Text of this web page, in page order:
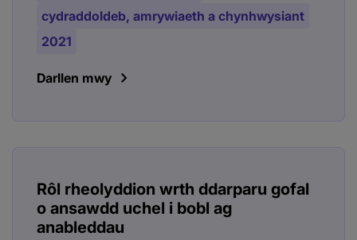
cydraddoldeb, amrywiaeth a chynhwysiant
2021
Darllen mwy
Rôl rheolyddion wrth ddarparu gofal
o ansawdd uchel i bobl ag
anableddau